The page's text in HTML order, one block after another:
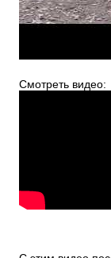
Смотреть видео: